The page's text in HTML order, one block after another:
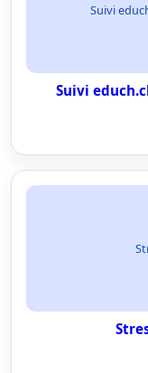
Suivi
Suivi